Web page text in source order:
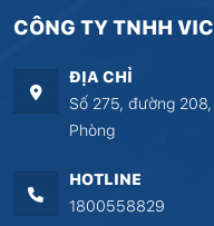
CÔNG TY TNHH
ĐỊA CHỈ
Số 275, đường
Phòng
HOTLINE
1800558829